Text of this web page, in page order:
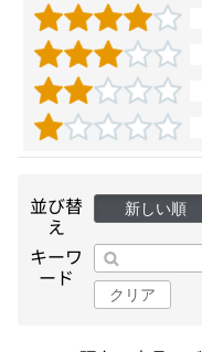
並び替
え
新しい順
キーワ
ード
クリア